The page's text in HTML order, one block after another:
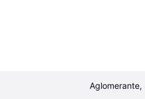
Aglomerante,